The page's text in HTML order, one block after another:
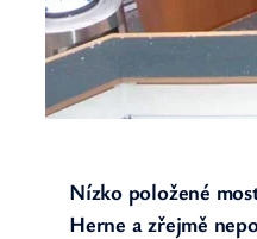
Nízko položené
Herne a zřejmě